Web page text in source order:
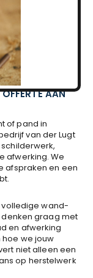
AAN
of pand in
van der Lugt
afwerking. We
afspraken en een
volledige wand-
graag met
en afwerking
hoe we jouw
niet alleen een
op herstelwerk